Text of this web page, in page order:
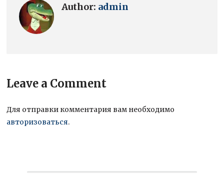
Author: admin
Leave a Comment
Для отправки комментария вам необходимо
авторизоваться.